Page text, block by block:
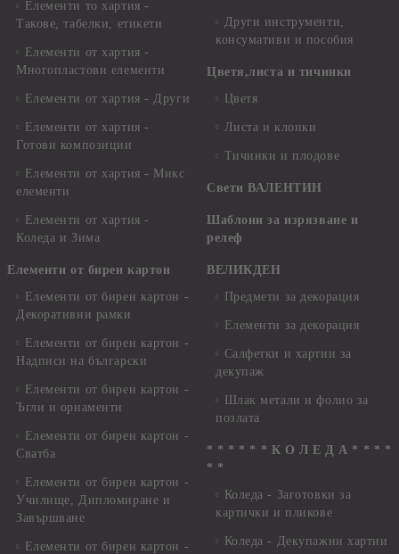
Елементи то хартия -
Такове, табелки, етикети
Елементи от хартия -
Многопластови елементи
Елементи от хартия - Други
Елементи от хартия -
Готови композиции
Елементи от хартия - Микс
елементи
Елементи от хартия -
Коледа и Зима
Елементи от бирен картон
Елементи от бирен картон -
Декоративни рамки
Елементи от бирен картон -
Надписи на български
Елементи от бирен картон -
Ъгли и орнаменти
Елементи от бирен картон -
Сватба
Елементи от бирен картон -
Училище, Дипломиране и
Завършване
Елементи от бирен картон -
Други инструменти,
консумативи и пособия
Цветя,листа и тичинки
Цветя
Листа и клонки
Тичинки и плодове
Свети ВАЛЕНТИН
Шаблони за изрязване и
релеф
ВЕЛИКДЕН
Предмети за декорация
Елементи за декорация
Салфетки и хартии за
декупаж
Шлак метали и фолио за
позлата
* * * * * * К О Л Е Д А * * * *
* *
Коледа - Заготовки за
картички и пликове
Коледа - Декупажни хартии